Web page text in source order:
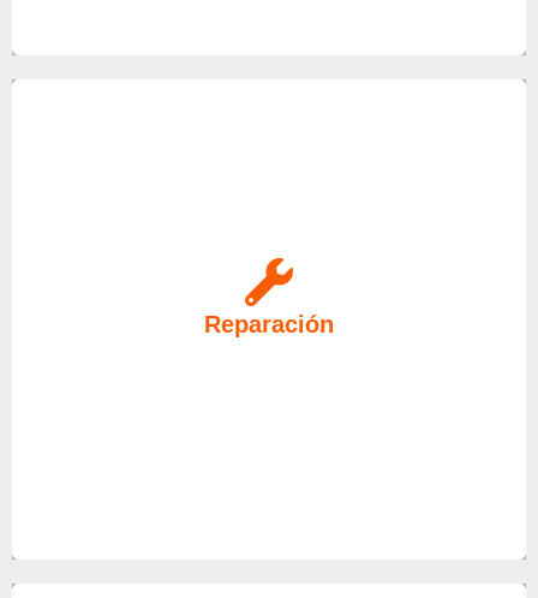
Reparación
Para el cuidado de su Caldera, Electrodoméstico o
Aire Acondicionado, nuestro servicio técnico en
Morón de la Frontera acudirá a su domicilio.